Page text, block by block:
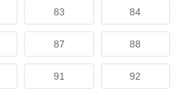
83 84
87 88
91 92